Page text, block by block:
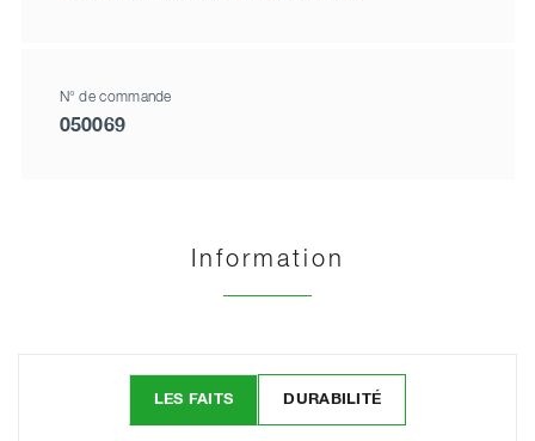
N° de commande
050069
Information
LES FAITS DURABILITÉ